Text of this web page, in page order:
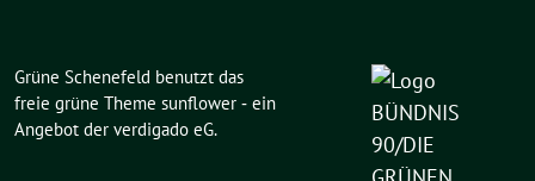
Grüne Schenefeld benutzt das
freie grüne Theme sunflower ‐ ein
Angebot der verdigado eG.